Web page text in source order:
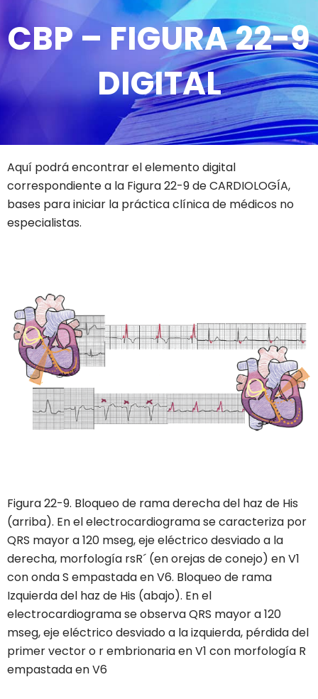
CBP – FIGURA 22-9
DIGITAL
Aquí podrá encontrar el elemento digital
correspondiente a la Figura 22-9 de CARDIOLOGÍA,
bases para iniciar la práctica clínica de médicos no
especialistas.
Figura 22-9. Bloqueo de rama derecha del haz de His
(arriba). En el electrocardiograma se caracteriza por
QRS mayor a 120 mseg, eje eléctrico desviado a la
derecha, morfología rsR´ (en orejas de conejo) en V1
con onda S empastada en V6. Bloqueo de rama
Izquierda del haz de His (abajo). En el
electrocardiograma se observa QRS mayor a 120
mseg, eje eléctrico desviado a la izquierda, pérdida del
primer vector o r embrionaria en V1 con morfología R
empastada en V6